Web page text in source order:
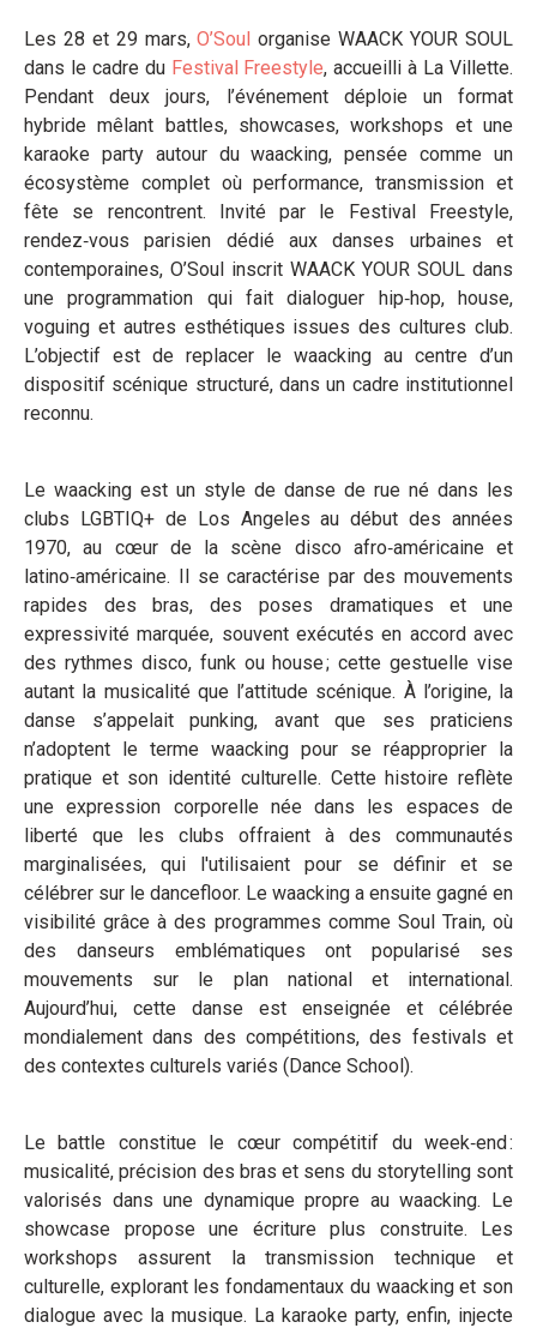
Les 28 et 29 mars,O’Soul organise WAACK YOUR SOUL
dans le cadre du Festival Freestyle, accueilli à La Villette.
Pendant deux jours, l’événement déploie un format
hybride mêlant battles, showcases, workshops et une
karaoke party autour du waacking, pensée comme un
écosystème complet où performance, transmission et
fête se rencontrent. Invité par le Festival Freestyle,
rendez‑vous parisien dédié aux danses urbaines et
contemporaines, O’Soul inscrit WAACK YOUR SOUL dans
une programmation qui fait dialoguer hip‑hop, house,
voguing et autres esthétiques issues des cultures club.
L’objectif est de replacer le waacking au centre d’un
dispositif scénique structuré, dans un cadre institutionnel
reconnu.
Le waacking est un style de danse de rue né dans les
clubs LGBTIQ+ de Los Angeles au début des années
1970, au cœur de la scène disco afro‑américaine et
latino‑américaine. Il se caractérise par des mouvements
rapides des bras, des poses dramatiques et une
expressivité marquée, souvent exécutés en accord avec
des rythmes disco, funk ou house ; cette gestuelle vise
autant la musicalité que l’attitude scénique. À l’origine, la
danse s’appelait punking, avant que ses praticiens
n’adoptent le terme waacking pour se réapproprier la
pratique et son identité culturelle. Cette histoire reflète
une expression corporelle née dans les espaces de
liberté que les clubs offraient à des communautés
marginalisées, qui l'utilisaient pour se définir et se
célébrer sur le dancefloor. Le waacking a ensuite gagné en
visibilité grâce à des programmes comme Soul Train, où
des danseurs emblématiques ont popularisé ses
mouvements sur le plan national et international.
Aujourd’hui, cette danse est enseignée et célébrée
mondialement dans des compétitions, des festivals et
des contextes culturels variés (Dance School).
Le battle constitue le cœur compétitif du week‑end :
musicalité, précision des bras et sens du storytelling sont
valorisés dans une dynamique propre au waacking. Le
showcase propose une écriture plus construite. Les
workshops assurent la transmission technique et
culturelle, explorant les fondamentaux du waacking et son
dialogue avec la musique. La karaoke party, enfin, injecte